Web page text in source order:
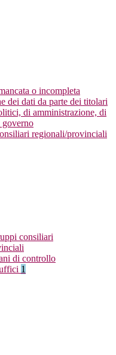
o incompleta
dei dati da parte dei titolari
di amministrazione, di
governo
regionali/provinciali
consiliari
di controllo
1